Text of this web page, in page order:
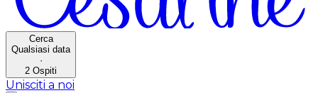
Cerca
Qualsiasi data
·
2 Ospiti
Unisciti a noi